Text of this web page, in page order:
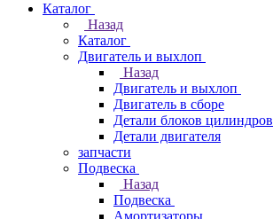
Каталог
Назад
Каталог
Двигатель и выхлоп
Назад
Двигатель и выхлоп
Двигатель в сборе
Детали блоков цилиндров
Детали двигателя
запчасти
Подвеска
Назад
Подвеска
Амортизаторы